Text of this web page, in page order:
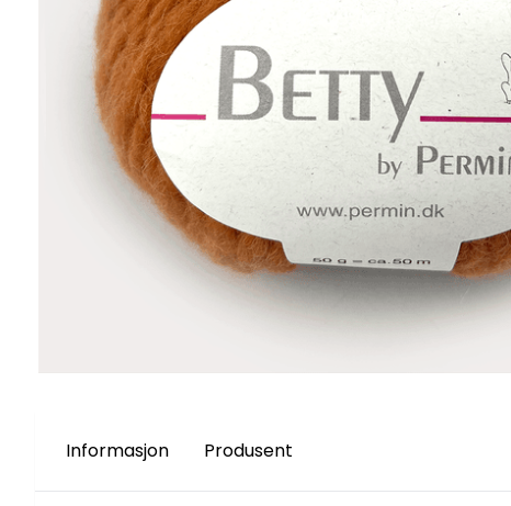
Informasjon Produsent